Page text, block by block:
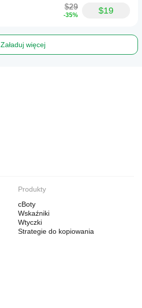
$29
-35% $19
Załaduj więcej
Produkty
cBoty
Wskaźniki
Wtyczki
Strategie do kopiowania